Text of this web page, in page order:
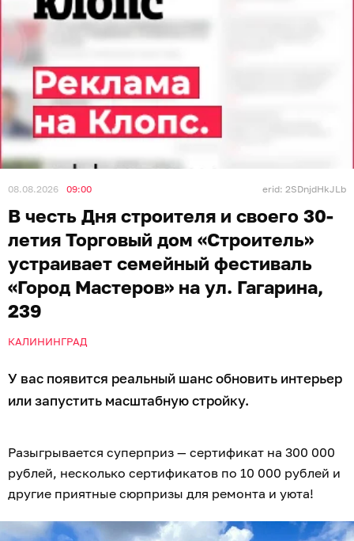
08.08.2026 09:00 erid: 2SDnjdHkJLb
В честь Дня строителя и своего 30-
летия Торговый дом «Строитель»
устраивает семейный фестиваль
«Город Мастеров» на ул. Гагарина,
239
КАЛИНИНГРАД
У вас появится реальный шанс обновить интерьер
или запустить масштабную стройку.
Разыгрывается суперприз — сертификат на 300 000
рублей, несколько сертификатов по 10 000 рублей и
другие приятные сюрпризы для ремонта и уюта!